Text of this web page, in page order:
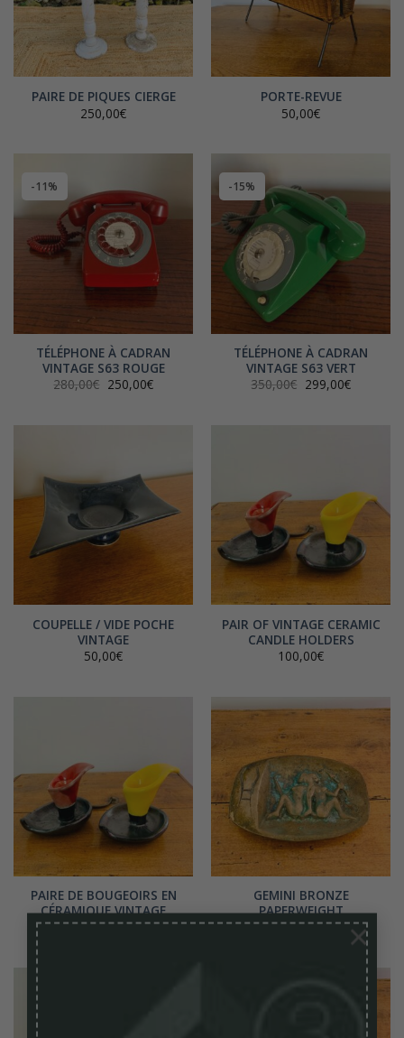
×
PAIRE DE PIQUES CIERGE
250,00€
PORTE-REVUE
50,00€
-11%
TÉLÉPHONE À CADRAN
VINTAGE S63 ROUGE
280,00€ Le
250,00€Le
-15%
TÉLÉPHONE À CADRAN
VINTAGE S63 VERT
350,00€ Le
299,00€Le
COUPELLE / VIDE POCHE
VINTAGE
50,00€
PAIR OF VINTAGE CERAMIC
CANDLE HOLDERS
100,00€
PAIRE DE BOUGEOIRS EN
CÉRAMIQUE VINTAGE
100,00€
GEMINI BRONZE
PAPERWEIGHT
60,00 €